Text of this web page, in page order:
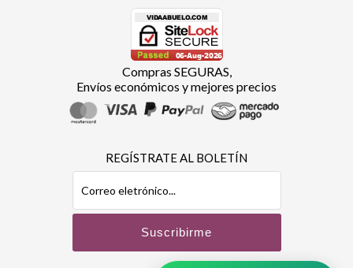
Compras SEGURAS,
Envíos económicos y mejores precios
REGÍSTRATE AL BOLETÍN